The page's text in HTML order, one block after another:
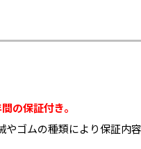
の保証付き。
ゴムの種類により保証内